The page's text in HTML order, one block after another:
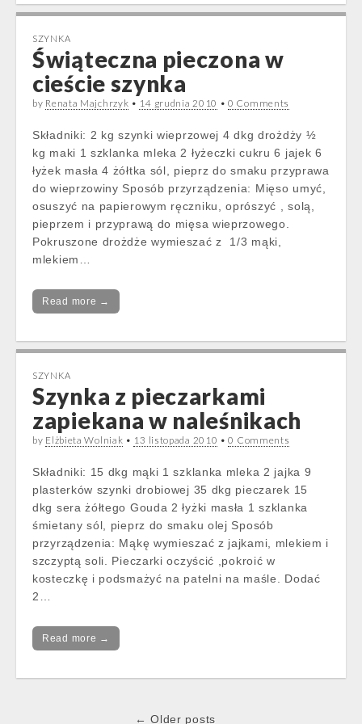
SZYNKA
Świąteczna pieczona w
cieście szynka
by Renata Majchrzyk • 14 grudnia 2010 •0 Comments
Składniki: 2 kg szynki wieprzowej 4 dkg drożdży ½
kg maki 1 szklanka mleka 2 łyżeczki cukru 6 jajek 6
łyżek masła 4 żółtka sól, pieprz do smaku przyprawa
do wieprzowiny Sposób przyrządzenia: Mięso umyć,
osuszyć na papierowym ręczniku, oprószyć , solą,
pieprzem i przyprawą do mięsa wieprzowego.
Pokruszone drożdże wymieszać z 1/3 mąki,
mlekiem…
Read more →
SZYNKA
Szynka z pieczarkami
zapiekana w naleśnikach
by Elżbieta Wolniak • 13 listopada 2010 •0 Comments
Składniki: 15 dkg mąki 1 szklanka mleka 2 jajka 9
plasterków szynki drobiowej 35 dkg pieczarek 15
dkg sera żółtego Gouda 2 łyżki masła 1 szklanka
śmietany sól, pieprz do smaku olej Sposób
przyrządzenia: Mąkę wymieszać z jajkami, mlekiem i
szczyptą soli. Pieczarki oczyścić ,pokroić w
kosteczkę i podsmażyć na patelni na maśle. Dodać
2…
Read more →
← Older posts